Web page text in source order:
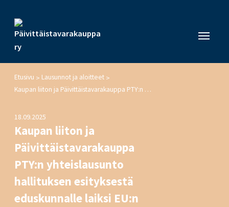
Etusivu > Lausunnot ja aloitteet >
Kaupan liiton ja Päivittäistavarakauppa PTY:n yhteislausunto hallituksen esityksestä eduskunnalle laiksi EU:n metsäkatoasetuksen velvoitteiden valvonnasta ja seuraamuksista sekä siihen liittyviksi laeiksi
18.09.2025
Kaupan liiton ja
Päivittäistavarakauppa
PTY:n yhteislausunto
hallituksen esityksestä
eduskunnalle laiksi EU:n